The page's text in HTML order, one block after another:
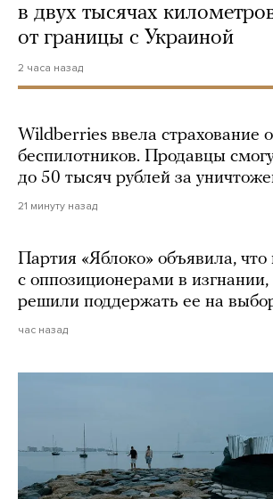
в двух тысячах
от границы с Украиной
2 часа назад
Wildberries ввела страхование
беспилотников. Продавцы
до 50 тысяч рублей за
21 минуту назад
Партия «Яблоко» объявила, что
с оппозиционерами в изгнании,
решили поддержать ее на
час назад